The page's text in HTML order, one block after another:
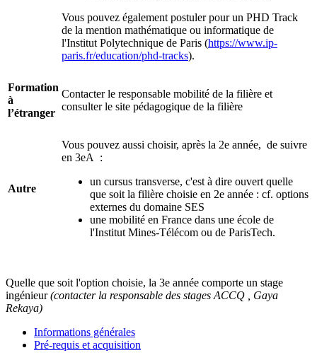
Vous pouvez également postuler pour un PHD Track
de la mention mathématique ou informatique de
l'Institut Polytechnique de Paris (https://www.ip-
paris.fr/education/phd-tracks).
Formation
à
l’étranger
Contacter le responsable mobilité de la filière et
consulter le site pédagogique de la filière
Autre
Vous pouvez aussi choisir, après la 2e année, de suivre
en 3eA :
un cursus transverse, c'est à dire ouvert quelle
que soit la filière choisie en 2e année : cf. options
externes du domaine SES
une mobilité en France dans une école de
l'Institut Mines-Télécom ou de ParisTech.
Quelle que soit l'option choisie, la 3e année comporte un stage
ingénieur(contacter la responsable des stages ACCQ , Gaya
Rekaya)
Informations générales
Pré-requis et acquisition